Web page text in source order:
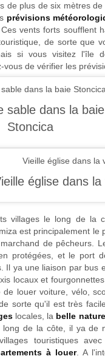
de plus de six mètres
prévisions
. Ces vents forts soufflent
de sorte que
si vous visitez l'île
vous de vérifier les
villages le long de la
est principalement le
de pêcheurs.
protégées, et le port
Il ya une liaison par bus
locaux et
de louer voiture, vélo,
sorte qu'il est très
locales, la belle nature
long de la côte, il ya de
touristiques
à louer. A